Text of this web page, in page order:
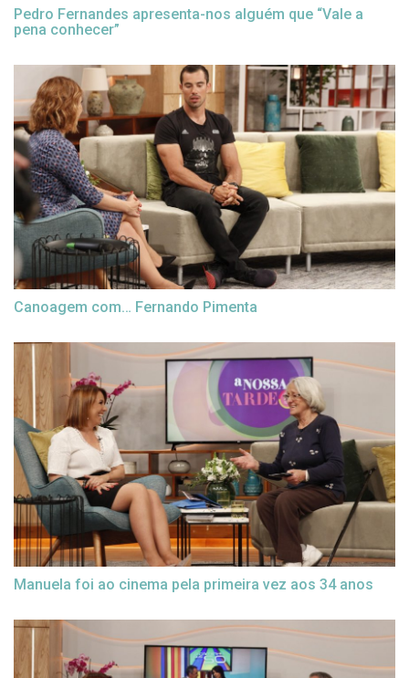
Pedro Fernandes apresenta-nos alguém que “Vale a
pena conhecer”
Canoagem com… Fernando Pimenta
Manuela foi ao cinema pela primeira vez aos 34 anos